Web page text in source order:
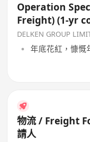
Operation
Freight) (1-yr
DELKEN GROUP
年底花紅，慷慨
物流 / Freight
請人